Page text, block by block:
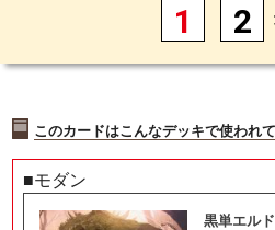
1 2
このカードはこんなデッキで使われ
■モダン
黒単エル